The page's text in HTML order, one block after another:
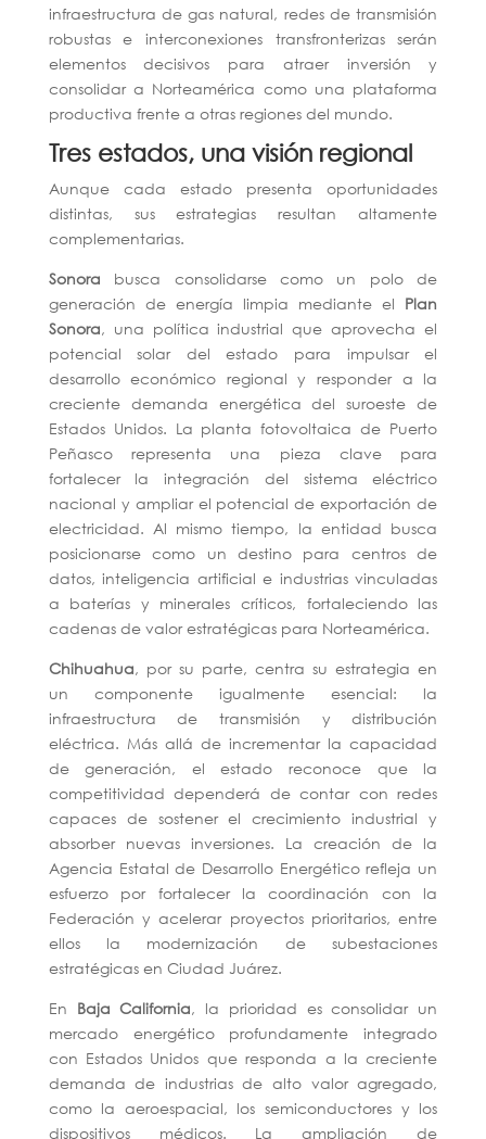
infraestructura de gas natural, redes de transmisión
robustas e interconexiones transfronterizas serán
elementos decisivos para atraer inversión y
consolidar a Norteamérica como una plataforma
productiva frente a otras regiones del mundo.
Tres estados, una visión regional
Aunque cada estado presenta oportunidades
distintas, sus estrategias resultan altamente
complementarias.
Sonora busca consolidarse como un polo de
generación de energía limpia mediante el Plan
Sonora, una política industrial que aprovecha el
potencial solar del estado para impulsar el
desarrollo económico regional y responder a la
creciente demanda energética del suroeste de
Estados Unidos. La planta fotovoltaica de Puerto
Peñasco representa una pieza clave para
fortalecer la integración del sistema eléctrico
nacional y ampliar el potencial de exportación de
electricidad. Al mismo tiempo, la entidad busca
posicionarse como un destino para centros de
datos, inteligencia artificial e industrias vinculadas
a baterías y minerales críticos, fortaleciendo las
cadenas de valor estratégicas para Norteamérica.
Chihuahua, por su parte, centra su estrategia en
un componente igualmente esencial: la
infraestructura de transmisión y distribución
eléctrica. Más allá de incrementar la capacidad
de generación, el estado reconoce que la
competitividad dependerá de contar con redes
capaces de sostener el crecimiento industrial y
absorber nuevas inversiones. La creación de la
Agencia Estatal de Desarrollo Energético refleja un
esfuerzo por fortalecer la coordinación con la
Federación y acelerar proyectos prioritarios, entre
ellos la modernización de subestaciones
estratégicas en Ciudad Juárez.
En Baja California, la prioridad es consolidar un
mercado energético profundamente integrado
con Estados Unidos que responda a la creciente
demanda de industrias de alto valor agregado,
como la aeroespacial, los semiconductores y los
dispositivos médicos. La ampliación de